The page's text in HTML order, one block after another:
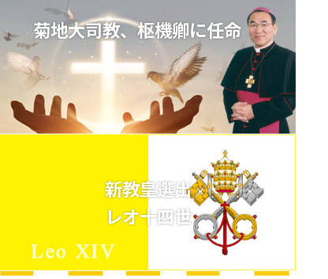
菊地大司教、枢機卿に任命
新教皇選出
レオ十四世